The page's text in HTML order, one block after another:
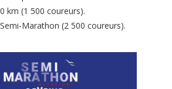
km (1 500 coureurs).
Marathon (2 500 coureurs).